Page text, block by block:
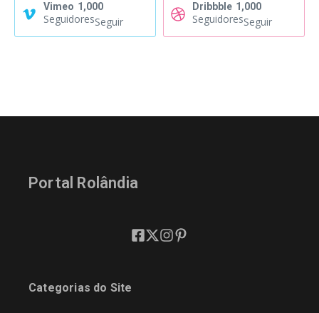
Vimeo 1,000
SeguidoresSeguir
Dribbble 1,000
SeguidoresSeguir
Portal Rolândia
Categorias do Site